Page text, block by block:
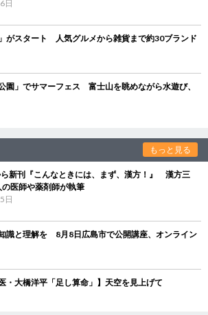
日
がスタート 人気グルメから雑貨まで約30ブランド
園」でサマーフェス 富士山を眺めながら水遊び、
もっと見る
新刊『こんなときには、まず、漢方！』 漢方三
医師や薬剤師が執筆
日
識と理解を 8月8日広島市で公開講座、オンライン
・大橋洋平「足し算命」】天空を見上げて